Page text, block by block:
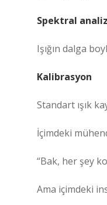
Spektral analiz
Işığın dalga
Kalibrasyon
Standart ışık
İçimdeki
“Bak, her şey
Ama içimdeki